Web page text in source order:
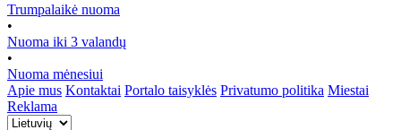
Trumpalaikė nuoma
•
Nuoma iki 3 valandų
•
Nuoma mėnesiui
Apie mus Kontaktai Portalo taisyklės Privatumo politika Miestai
Reklama